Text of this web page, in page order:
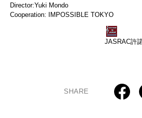
Director:Yuki Mondo
Cooperation: IMPOSSIBLE TOKYO
JASRAC許
SHARE